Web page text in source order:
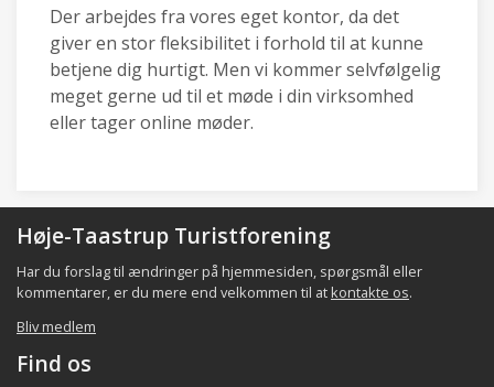
Der arbejdes fra vores eget kontor, da det
giver en stor fleksibilitet i forhold til at kunne
betjene dig hurtigt. Men vi kommer selvfølgelig
meget gerne ud til et møde i din virksomhed
eller tager online møder.
Høje-Taastrup Turistforening
Har du forslag til ændringer på hjemmesiden, spørgsmål eller
kommentarer, er du mere end velkommen til at kontakte os.
Bliv medlem
Find os